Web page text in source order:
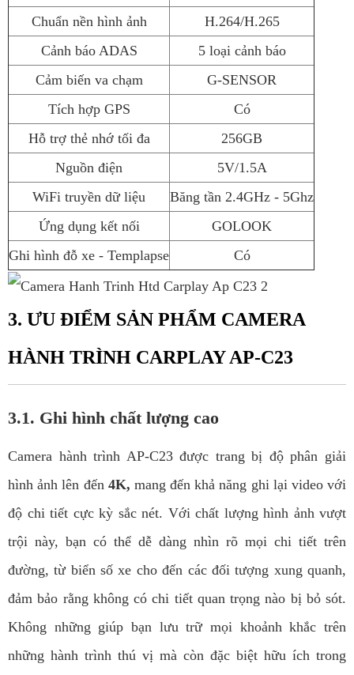
Chuẩn nền hình ảnh
H.264/H.265
Cảnh báo ADAS
5 loại cảnh báo
Cảm biến va chạm
G-SENSOR
Tích hợp GPS
Có
Hỗ trợ thẻ nhớ tối đa
256GB
Nguồn điện
5V/1.5A
WiFi truyền dữ liệu
Băng tần 2.4GHz - 5Ghz
Ứng dụng kết nối
GOLOOK
Ghi hình đỗ xe - Templapse
Có
3. ƯU ĐIỂM SẢN PHẨM CAMERA
HÀNH TRÌNH CARPLAY AP-C23
3.1. Ghi hình chất lượng cao
Camera hành trình AP-C23 được trang bị độ phân giải
hình ảnh lên đến 4K, mang đến khả năng ghi lại video với
độ chi tiết cực kỳ sắc nét. Với chất lượng hình ảnh vượt
trội này, bạn có thể dễ dàng nhìn rõ mọi chi tiết trên
đường, từ biển số xe cho đến các đối tượng xung quanh,
đảm bảo rằng không có chi tiết quan trọng nào bị bỏ sót.
Không những giúp bạn lưu trữ mọi khoảnh khắc trên
những hành trình thú vị mà còn đặc biệt hữu ích trong